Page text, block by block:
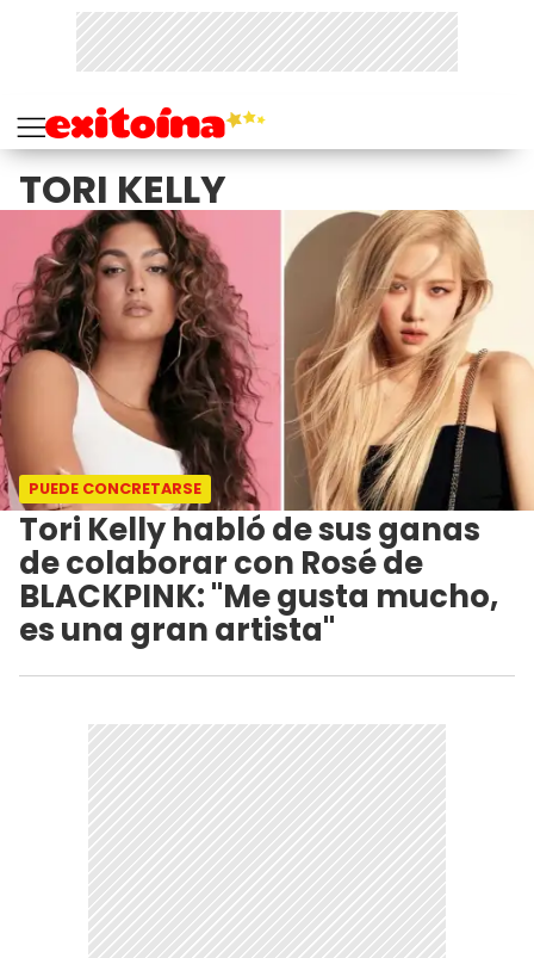
TORI KELLY
PUEDE CONCRETARSE
Tori Kelly habló de sus ganas
de colaborar con Rosé de
BLACKPINK: "Me gusta mucho,
es una gran artista"